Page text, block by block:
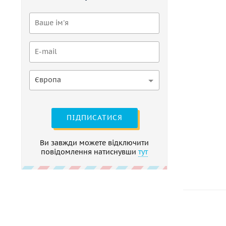
Європа
ПІДПИСАТИСЯ
Ви завжди можете відключити
повідомлення натиснувши тут